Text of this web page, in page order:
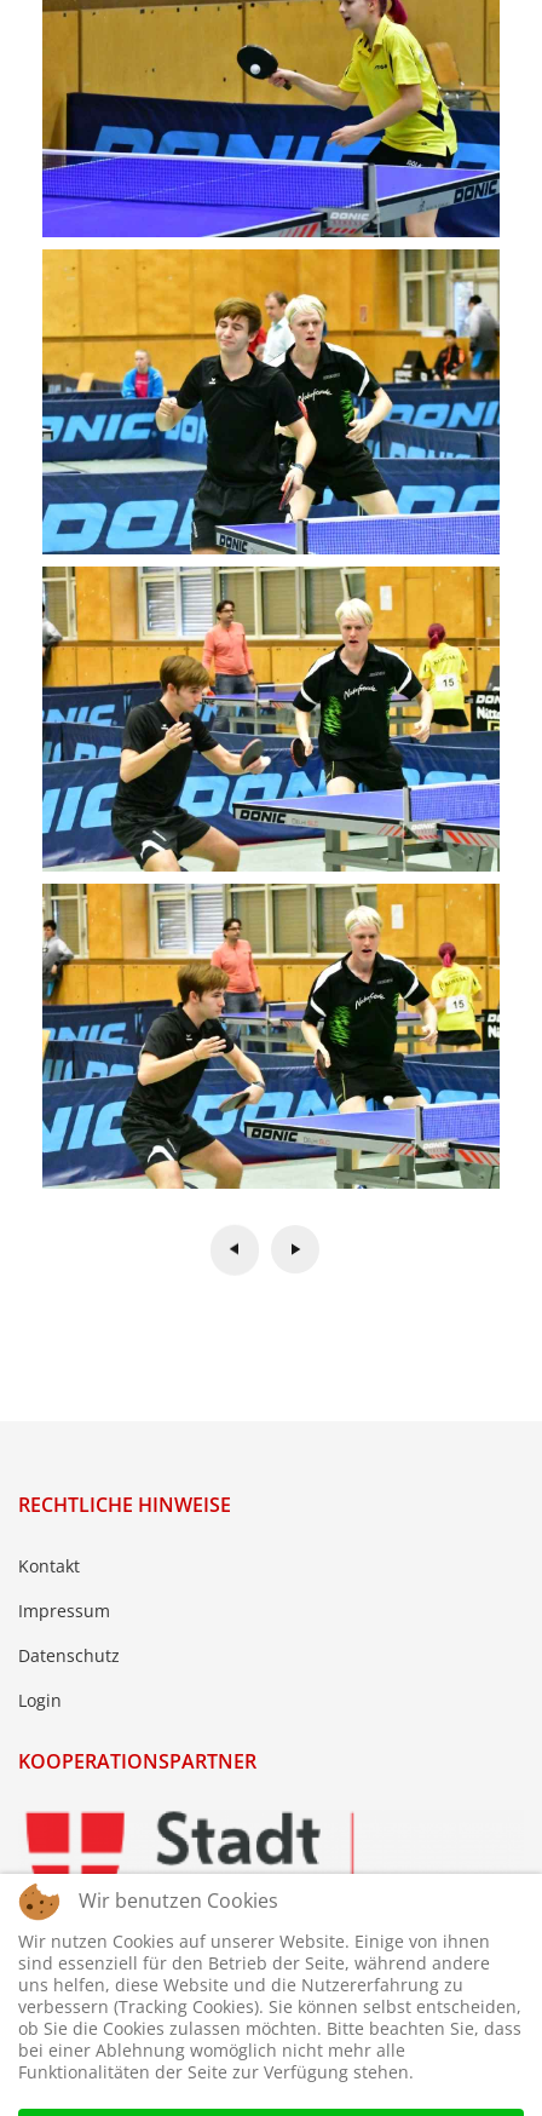
RECHTLICHE HINWEISE
Kontakt
Impressum
Datenschutz
Login
KOOPERATIONSPARTNER
Wir benutzen Cookies
Wir nutzen Cookies auf unserer Website. Einige von ihnen
sind essenziell für den Betrieb der Seite, während andere
uns helfen, diese Website und die Nutzererfahrung zu
verbessern (Tracking Cookies). Sie können selbst entscheiden,
ob Sie die Cookies zulassen möchten. Bitte beachten Sie, dass
bei einer Ablehnung womöglich nicht mehr alle
Funktionalitäten der Seite zur Verfügung stehen.